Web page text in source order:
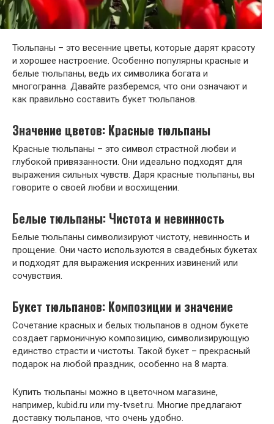
Тюльпаны – это весенние цветы, которые дарят красоту
и хорошее настроение. Особенно популярны красные и
белые тюльпаны, ведь их символика богата и
многогранна. Давайте разберемся, что они означают и
как правильно составить букет тюльпанов.
Значение цветов: Красные тюльпаны
Красные тюльпаны – это символ страстной любви и
глубокой привязанности. Они идеально подходят для
выражения сильных чувств. Даря красные тюльпаны, вы
говорите о своей любви и восхищении.
Белые тюльпаны: Чистота и невинность
Белые тюльпаны символизируют чистоту, невинность и
прощение. Они часто используются в свадебных букетах
и подходят для выражения искренних извинений или
сочувствия.
Букет тюльпанов: Композиции и значение
Сочетание красных и белых тюльпанов в одном букете
создает гармоничную композицию, символизирующую
единство страсти и чистоты. Такой букет – прекрасный
подарок на любой праздник, особенно на 8 марта.
Купить тюльпаны можно в цветочном магазине,
например, kubid.ru или my-tvset.ru. Многие предлагают
доставку тюльпанов, что очень удобно.